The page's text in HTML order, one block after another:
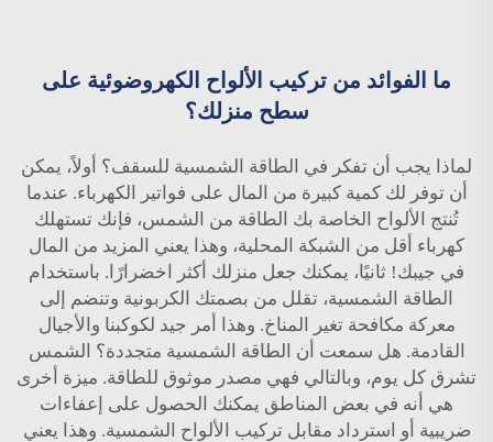
ما الفوائد من تركيب الألواح الكهروضوئية على
سطح منزلك؟
لماذا يجب أن تفكر في الطاقة الشمسية للسقف؟ أولاً، يمكن
أن توفر لك كمية كبيرة من المال على فواتير الكهرباء. عندما
تُنتج الألواح الخاصة بك الطاقة من الشمس، فإنك تستهلك
كهرباء أقل من الشبكة المحلية، وهذا يعني المزيد من المال
في جيبك! ثانيًا، يمكنك جعل منزلك أكثر اخضرارًا. باستخدام
الطاقة الشمسية، تقلل من بصمتك الكربونية وتنضم إلى
معركة مكافحة تغير المناخ. وهذا أمر جيد لكوكبنا والأجيال
القادمة. هل سمعت أن الطاقة الشمسية متجددة؟ الشمس
تشرق كل يوم، وبالتالي فهي مصدر موثوق للطاقة. ميزة أخرى
هي أنه في بعض المناطق يمكنك الحصول على إعفاءات
ضريبية أو استرداد مقابل تركيب الألواح الشمسية. وهذا يعني